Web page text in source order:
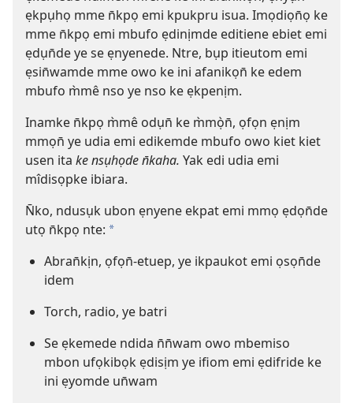
ẹkpụhọ mme n̄kpọ emi kpukpru isua. Imọdiọn̄ọ ke
mme n̄kpọ emi mbufo ẹdinịmde editiene ebiet emi
ẹdụn̄de ye se ẹnyenede. Ntre, bụp itieutom emi
ẹsin̄wamde mme owo ke ini afanikọn̄ ke edem
mbufo m̀mê nso ye nso ke ẹkpenịm.
Inamke n̄kpọ m̀mê odụn̄ ke m̀mọ̀n̄, ọfọn ẹnịm
mmọn̄ ye udia emi edikemde mbufo owo kiet kiet
usen ita ke nsụhọde n̄kaha. Yak edi udia emi
mîdisọpke ibiara.
N̄ko, ndusụk ubon ẹnyene ekpat emi mmọ ẹdọn̄de
utọ n̄kpọ nte: *
Abran̄kịn, ọfọn̄-etuep, ye ikpaukot emi ọsọn̄de
idem
Torch, radio, ye batri
Se ẹkemede ndida n̄n̄wam owo mbemiso
mbon ufọkibọk ẹdisịm ye ifiom emi ẹdifride ke
ini ẹyomde un̄wam